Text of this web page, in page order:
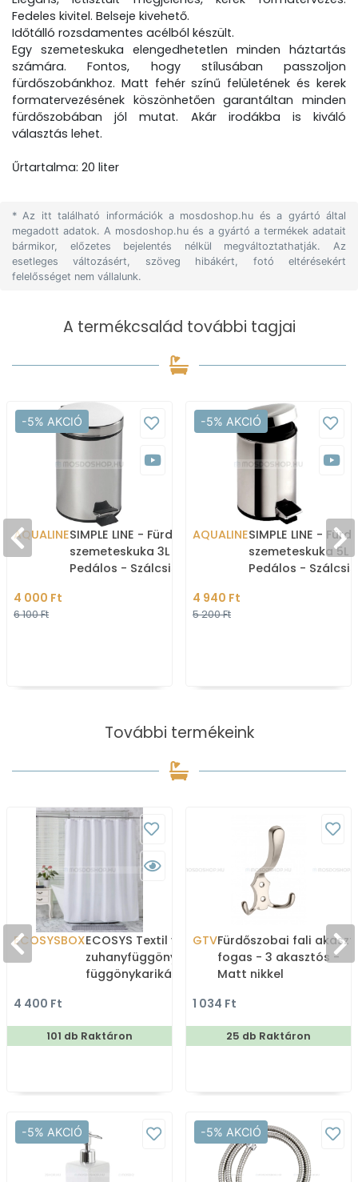
Fedeles kivitel. Belseje kivehető.
Időtálló rozsdamentes acélból készült.
Egy szemeteskuka elengedhetetlen minden háztartás
számára. Fontos, hogy stílusában passzoljon
fürdőszobánkhoz. Matt fehér színű felületének és kerek
formatervezésének köszönhetően garantáltan minden
fürdőszobában jól mutat. Akár irodákba is kiváló
választás lehet.
Űrtartalma: 20 liter
* Az itt található információk a mosdoshop.hu és a gyártó által
megadott adatok. A mosdoshop.hu és a gyártó a termékek adatait
bármikor, előzetes bejelentés nélkül megváltoztathatják. Az
esetleges változásért, szöveg hibákért, fotó eltérésekért
felelősséget nem vállalunk.
A termékcsalád további tagjai
-5% AKCIÓ
AQUALINESIMPLE LINE - Fürdőszobai
szemeteskuka 3L -
Pedálos - Szálcsiszolt
4 000 Ft
6 100 Ft
-5% AKCIÓ
AQUALINESIMPLE LINE -
szemeteskuka 5L -
Pedálos -
4 940 Ft
5 200 Ft
További termékeink
ECOSYSBOXECOSYS Textil varrott
zuhanyfüggöny 12db
függönykarikával
Zuhanyfüggöny textil
4 400 Ft
101 db Raktáron
GTVFürdőszobai fali
fogas - 3 akasztós -
Matt nikkel
1 034 Ft
25 db Raktáron
-5% AKCIÓ -5% AKCIÓ